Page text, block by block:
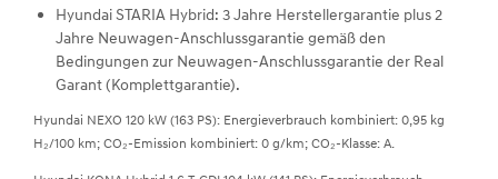
Hyundai STARIA Hybrid: 3 Jahre Herstellergarantie plus 2
Jahre Neuwagen-Anschlussgarantie gemäß den
Bedingungen zur Neuwagen-Anschlussgarantie der Real
Garant (Komplettgarantie).
Hyundai NEXO 120 kW (163 PS): Energieverbrauch kombiniert: 0,95 kg
H₂/100 km; CO₂-Emission kombiniert: 0 g/km; CO₂-Klasse: A.